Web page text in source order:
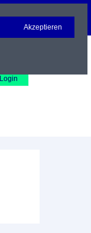
Login
Akzeptieren